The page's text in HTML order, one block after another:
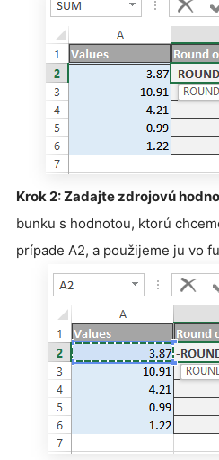
Krok 2: Zadajte zdrojovú
bunku s hodnotou, ktorú
prípade A2, a použijeme ju vo